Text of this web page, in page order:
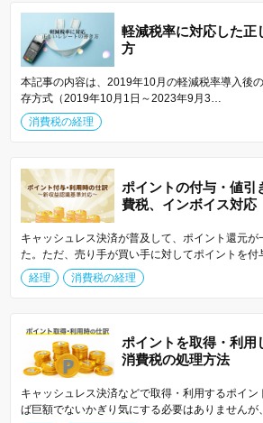
軽減税率に対応した正
方
本記事の内容は、2019年10月の軽減税率導入後
存方式（2019年10月1日～2023年9月3…
消費税の経理
ポイントの付与・値引
費税、インボイス対応
キャッシュレス決済が普及して、ポイント還元が
た。ただ、売り手が買い手に対してポイントを付
経理
消費税の経理
ポイントを取得・利用
消費税の処理方法
キャッシュレス決済などで取得・利用するポイ
ば巨額でないかぎり気にする必要はありません